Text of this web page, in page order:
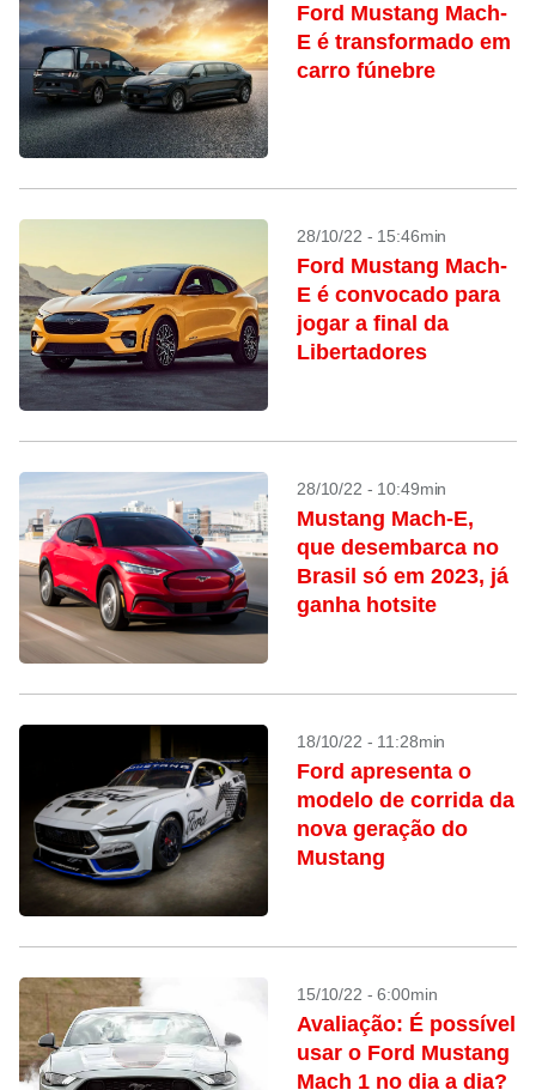
Ford Mustang Mach-
E é transformado em
carro fúnebre
28/10/22 - 15:46min
Ford Mustang Mach-
E é convocado para
jogar a final da
Libertadores
28/10/22 - 10:49min
Mustang Mach-E,
que desembarca no
Brasil só em 2023, já
ganha hotsite
18/10/22 - 11:28min
Ford apresenta o
modelo de corrida da
nova geração do
Mustang
15/10/22 - 6:00min
Avaliação: É possível
usar o Ford Mustang
Mach 1 no dia a dia?